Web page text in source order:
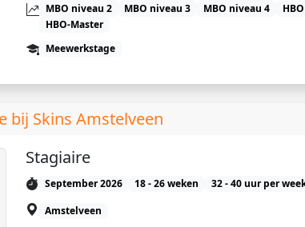
MBO niveau 2
MBO niveau 3 MBO niveau 4
HBO-Master
Meewerkstage
bij Skins Amstelveen
Stagiaire
September 2026 18 - 26 weken
32 - 40 uur per
Amstelveen